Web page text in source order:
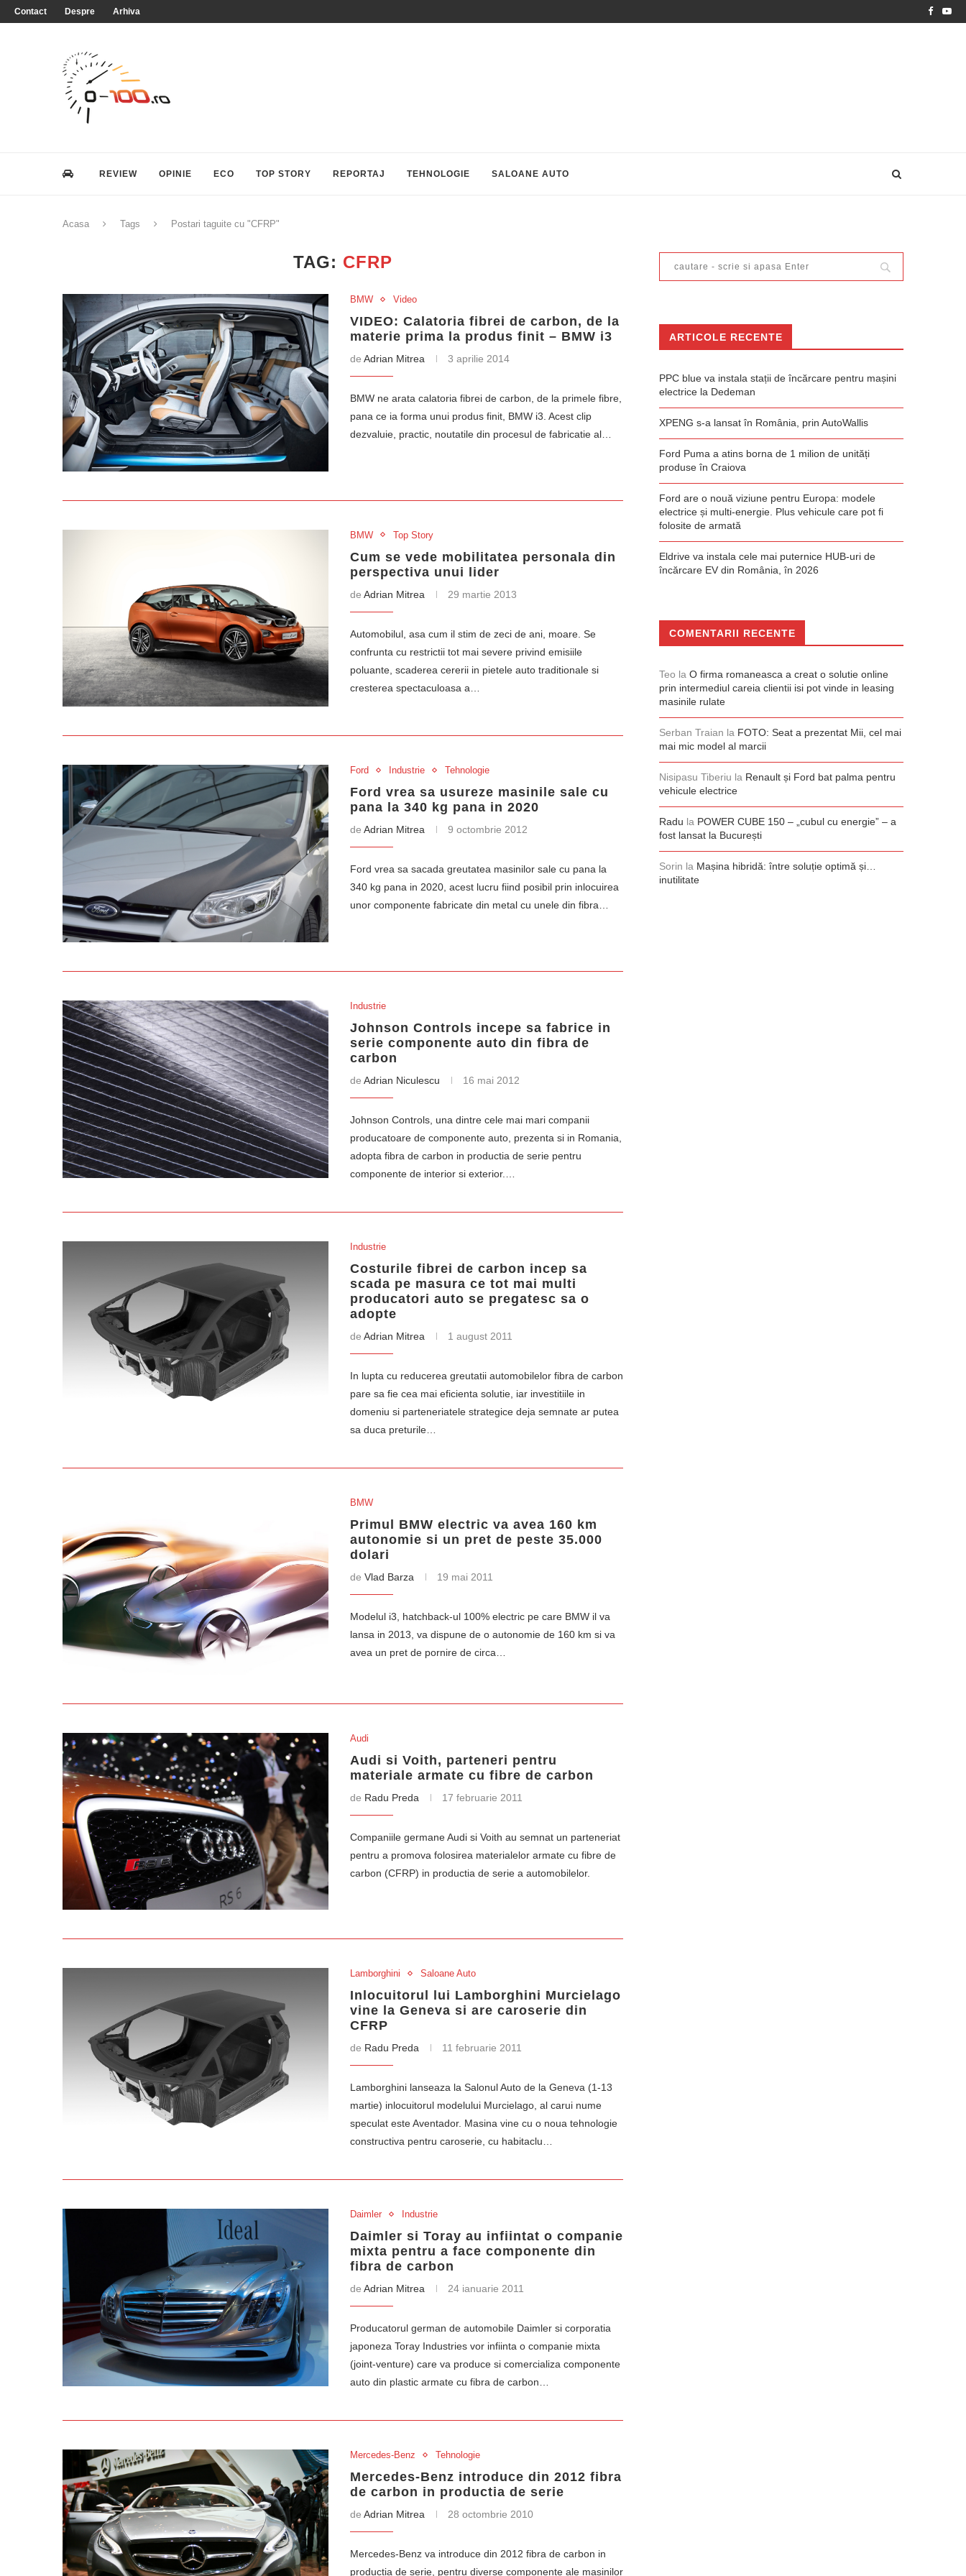
Contact Despre Arhiva
REVIEW OPINIE ECO TOP STORY REPORTAJ TEHNOLOGIE SALOANE AUTO
Acasa Tags Postari taguite cu "CFRP"
TAG: CFRP
BMW Video
VIDEO: Calatoria fibrei de carbon, de la
materie prima la produs finit – BMW i3
de Adrian Mitrea 3 aprilie 2014
BMW ne arata calatoria fibrei de carbon, de la primele fibre,
pana ce ia forma unui produs finit, BMW i3. Acest clip
dezvaluie, practic, noutatile din procesul de fabricatie al…
BMW Top Story
Cum se vede mobilitatea personala din
perspectiva unui lider
de Adrian Mitrea 29 martie 2013
Automobilul, asa cum il stim de zeci de ani, moare. Se
confrunta cu restrictii tot mai severe privind emisiile
poluante, scaderea cererii in pietele auto traditionale si
cresterea spectaculoasa a…
Ford Industrie Tehnologie
Ford vrea sa usureze masinile sale cu
pana la 340 kg pana in 2020
de Adrian Mitrea 9 octombrie 2012
Ford vrea sa sacada greutatea masinilor sale cu pana la
340 kg pana in 2020, acest lucru fiind posibil prin inlocuirea
unor componente fabricate din metal cu unele din fibra…
Industrie
Johnson Controls incepe sa fabrice in
serie componente auto din fibra de
carbon
de Adrian Niculescu 16 mai 2012
Johnson Controls, una dintre cele mai mari companii
producatoare de componente auto, prezenta si in Romania,
adopta fibra de carbon in productia de serie pentru
componente de interior si exterior.…
Industrie
Costurile fibrei de carbon incep sa
scada pe masura ce tot mai multi
producatori auto se pregatesc sa o
adopte
de Adrian Mitrea 1 august 2011
In lupta cu reducerea greutatii automobilelor fibra de carbon
pare sa fie cea mai eficienta solutie, iar investitiile in
domeniu si parteneriatele strategice deja semnate ar putea
sa duca preturile…
BMW
Primul BMW electric va avea 160 km
autonomie si un pret de peste 35.000
dolari
de Vlad Barza 19 mai 2011
Modelul i3, hatchback-ul 100% electric pe care BMW il va
lansa in 2013, va dispune de o autonomie de 160 km si va
avea un pret de pornire de circa…
Audi
Audi si Voith, parteneri pentru
materiale armate cu fibre de carbon
de Radu Preda 17 februarie 2011
Companiile germane Audi si Voith au semnat un parteneriat
pentru a promova folosirea materialelor armate cu fibre de
carbon (CFRP) in productia de serie a automobilelor.
Lamborghini Saloane Auto
Inlocuitorul lui Lamborghini Murcielago
vine la Geneva si are caroserie din
CFRP
de Radu Preda 11 februarie 2011
Lamborghini lanseaza la Salonul Auto de la Geneva (1-13
martie) inlocuitorul modelului Murcielago, al carui nume
speculat este Aventador. Masina vine cu o noua tehnologie
constructiva pentru caroserie, cu habitaclu…
Daimler Industrie
Daimler si Toray au infiintat o companie
mixta pentru a face componente din
fibra de carbon
de Adrian Mitrea 24 ianuarie 2011
Producatorul german de automobile Daimler si corporatia
japoneza Toray Industries vor infiinta o companie mixta
(joint-venture) care va produce si comercializa componente
auto din plastic armate cu fibra de carbon…
Mercedes-Benz Tehnologie
Mercedes-Benz introduce din 2012 fibra
de carbon in productia de serie
de Adrian Mitrea 28 octombrie 2010
Mercedes-Benz va introduce din 2012 fibra de carbon in
productia de serie, pentru diverse componente ale masinilor
ARTICOLE RECENTE
PPC blue va instala stații de încărcare pentru mașini
electrice la Dedeman
XPENG s-a lansat în România, prin AutoWallis
Ford Puma a atins borna de 1 milion de unități
produse în Craiova
Ford are o nouă viziune pentru Europa: modele
electrice și multi-energie. Plus vehicule care pot fi
folosite de armată
Eldrive va instala cele mai puternice HUB-uri de
încărcare EV din România, în 2026
COMENTARII RECENTE
Teo la O firma romaneasca a creat o solutie online
prin intermediul careia clientii isi pot vinde in leasing
masinile rulate
Serban Traian la FOTO: Seat a prezentat Mii, cel mai
mai mic model al marcii
Nisipasu Tiberiu la Renault și Ford bat palma pentru
vehicule electrice
Radu la POWER CUBE 150 – „cubul cu energie” – a
fost lansat la București
Sorin la Mașina hibridă: între soluție optimă și…
inutilitate